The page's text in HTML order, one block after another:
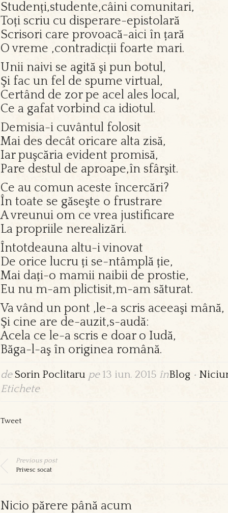
Studenți,studente,câini comunitari,
Toți scriu cu disperare-epistolară
Scrisori care provoacă-aici în țară
O vreme ,contradicții foarte mari.
Unii naivi se agită şi pun botul,
Şi fac un fel de spume virtual,
Certând de zor pe acel ales local,
Ce a gafat vorbind ca idiotul.
Demisia-i cuvântul folosit
Mai des decât oricare alta zisă,
Iar puşcăria evident promisă,
Pare destul de aproape,în sfârşit.
Ce au comun aceste încercări?
În toate se găseşte o frustrare
A vreunui om ce vrea justificare
La propriile nerealizări.
Întotdeauna altu-i vinovat
De orice lucru ți se-ntâmplă ție,
Mai dați-o mamii naibii de prostie,
Eu nu m-am plictisit,m-am săturat.
Va vând un pont ,le-a scris aceeaşi mână,
Şi cine are de-auzit,s-audă:
Acela ce le-a scris e doar o Iudă,
Băga-l-aş în originea română.
de Sorin Poclitaru pe 13 iun. 2015 înBlog •
Etichete
Tweet
Previous post
Privesc socat
Nicio părere până acum